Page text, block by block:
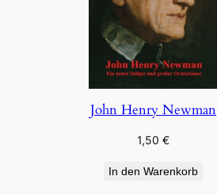
John Henry Newman
1,50€
In den Warenkorb